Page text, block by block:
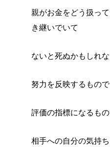
親がお金をどう扱っ
き継いでいて
ないと死ぬかもしれ
努力を反映するもので
評価の指標になるも
相手への自分の気持